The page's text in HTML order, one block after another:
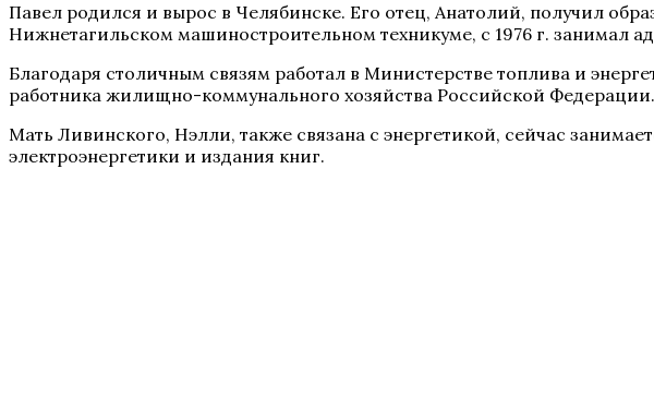
Павел родился и вырос в Челябинске. Его отец, Анатолий, получил
Нижнетагильском машиностроительном техникуме, с 1976 г. занимал
Благодаря столичным связям работал в Министерстве топлива и
работника жилищно-коммунального хозяйства Российской Федерации.
Мать Ливинского, Нэлли, также связана с энергетикой, сейчас
электроэнергетики и издания книг.